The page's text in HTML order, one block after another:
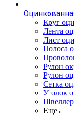
Круг
Лента
Лист
Полоса
Рулон
Рулон
Сетка
Уголок
Еще